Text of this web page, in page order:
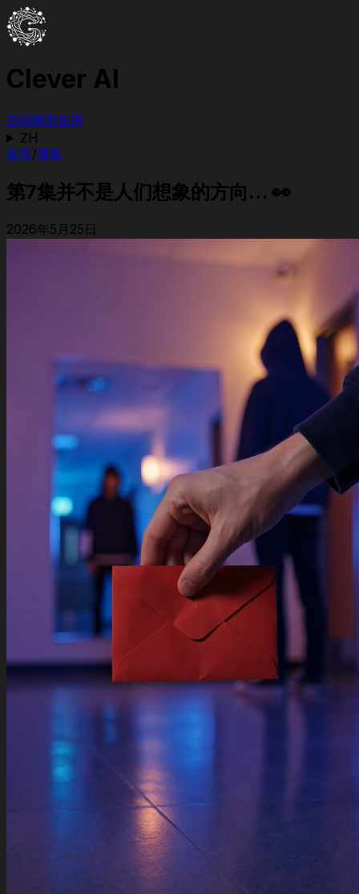
Clever AI
启动网页应用
ZH
首页/博客
第7集并不是人们想象的方向… 👀
2026年5月25日